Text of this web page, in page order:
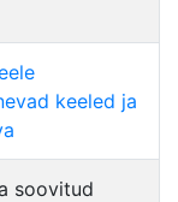
keeled ja
soovitud